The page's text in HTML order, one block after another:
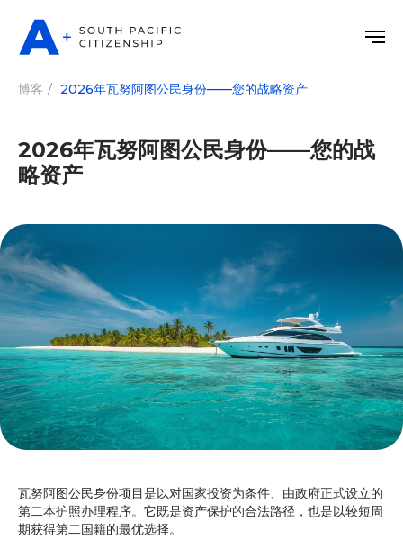
博客 / 2026年瓦努阿图公民身份——您的战略资产
2026年瓦努阿图公民身份——您的战
略资产
瓦努阿图公民身份项目是以对国家投资为条件、由政府正式设立的
第二本护照办理程序。它既是资产保护的合法路径，也是以较短周
期获得第二国籍的最优选择。